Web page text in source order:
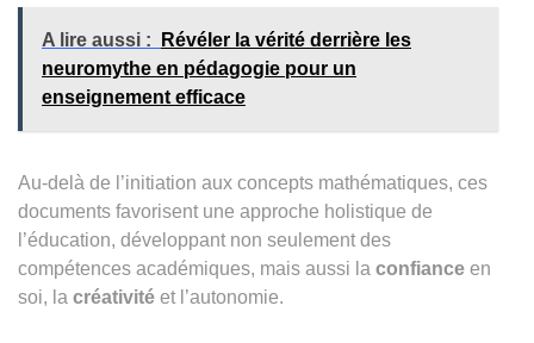
A lire aussi :
Révéler la vérité derrière les
neuromythe en pédagogie pour un
enseignement efficace
Au-delà de l’initiation aux concepts mathématiques, ces
documents favorisent une approche holistique de
l’éducation, développant non seulement des
compétences académiques, mais aussi la confiance en
soi, la créativité et l’autonomie.